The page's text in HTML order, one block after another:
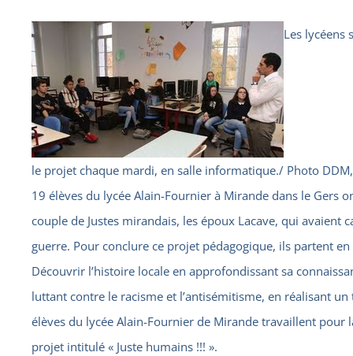
Les lycéens
le projet chaque mardi, en salle informatique./ Photo
19 élèves du lycée Alain-Fournier à Mirande dans le Gers
couple de Justes mirandais, les époux Lacave, qui avaient
guerre. Pour conclure ce projet pédagogique, ils partent
Découvrir l’histoire locale en approfondissant sa
luttant contre le racisme et l’antisémitisme, en réalisant
élèves du lycée Alain-Fournier de Mirande travaillent pour
projet intitulé « Juste humains !!! ».